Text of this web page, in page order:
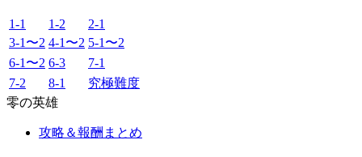
1-1 1-2
2-1
3-1〜2 4-1〜2 5-1〜2
6-1〜2 6-3
7-1
7-2
8-1
究極難度
零の英雄
攻略＆報酬まとめ